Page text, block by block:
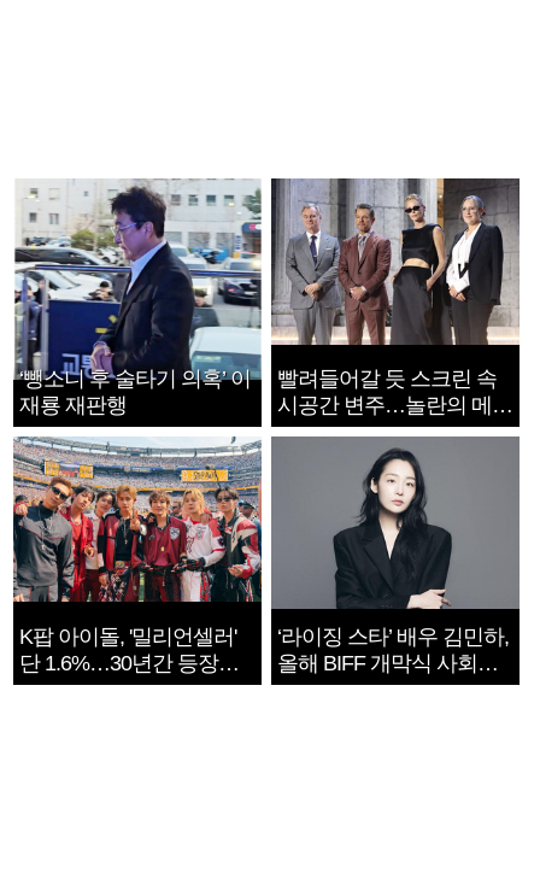
‘뺑소니 후 술타기 의혹’ 이
재룡 재판행
빨려들어갈 듯 스크린 속
시공간 변주…놀란의 메시
지는 ‘전쟁 속죄’
K팝 아이돌, '밀리언셀러'
단 1.6%…30년간 등장
1182개팀 전수조사
‘라이징 스타’ 배우 김민하,
올해 BIFF 개막식 사회자
확정